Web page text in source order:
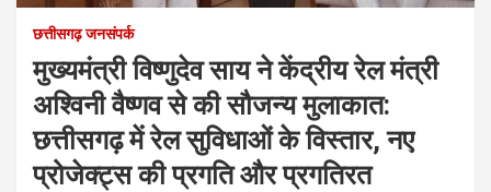
छत्तीसगढ़ जनसंपर्क
मुख्यमंत्री विष्णुदेव साय ने केंद्रीय रेल मंत्री
अश्विनी वैष्णव से की सौजन्य मुलाकात:
छत्तीसगढ़ में रेल सुविधाओं के विस्तार, नए
प्रोजेक्ट्स की प्रगति और प्रगतिरत